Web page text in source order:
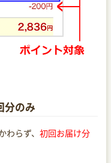
分のみ
らず、 初回お届け分